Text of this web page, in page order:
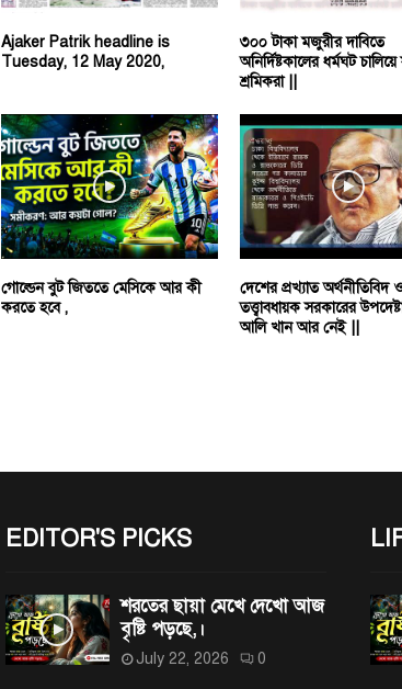
Ajaker Patrik headline is
Tuesday, 12 May 2020,
৩০০ টাকা মজুরীর দাবিতে
অনির্দিষ্টকালের ধর্মঘট চালিয়ে
শ্রমিকরা ||
গোল্ডেন বুট জিততে মেসিকে আর কী
করতে হবে ,
দেশের প্রখ্যাত অর্থনীতিবিদ
তত্ত্বাবধায়ক সরকারের
আলি খান আর নেই ||
EDITOR'S PICKS
শরতের ছায়া মেখে দেখো আজ
বৃষ্টি পড়ছে,।
July 22, 2026 0